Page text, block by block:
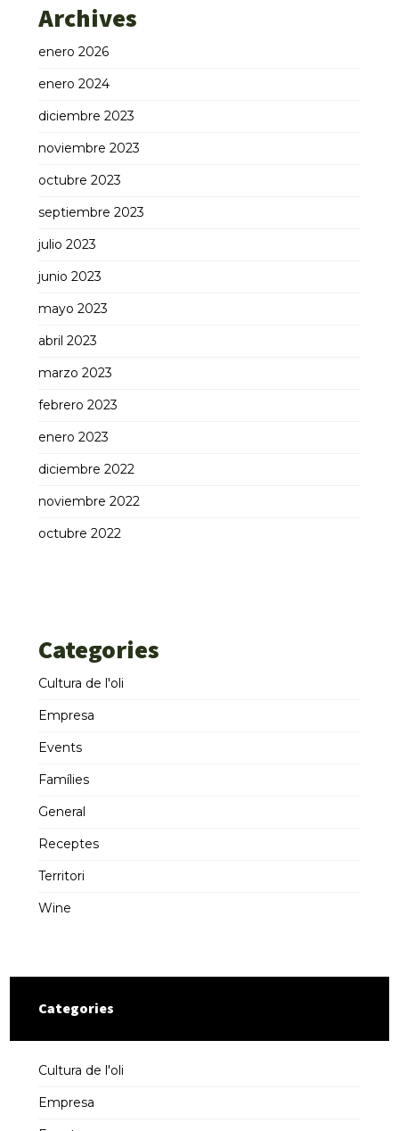
Archives
enero 2026
enero 2024
diciembre 2023
noviembre 2023
octubre 2023
septiembre 2023
julio 2023
junio 2023
mayo 2023
abril 2023
marzo 2023
febrero 2023
enero 2023
diciembre 2022
noviembre 2022
octubre 2022
Categories
Cultura de l'oli
Empresa
Events
Famílies
General
Receptes
Territori
Wine
Categories
Cultura de l'oli
Empresa